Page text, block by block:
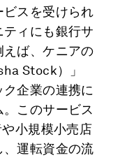
スを受けられ
ィにも銀行サ
ば、ケニアの
Stock）」
企業の連携に
このサービス
小規模小売店
運転資金の流